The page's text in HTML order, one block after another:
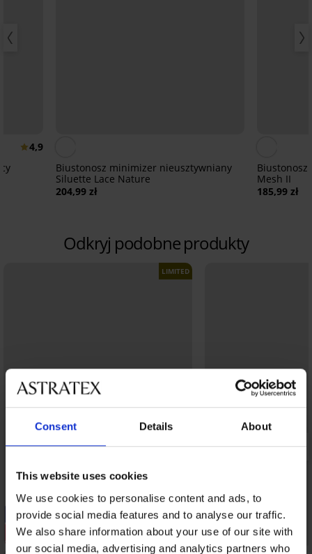
Consent Details About
This website uses cookies
We use cookies to personalise content and ads, to
provide social media features and to analyse our traffic.
We also share information about your use of our site with
our social media, advertising and analytics partners who
4,9
Biustonosz minimizer nieusztywniany
Siluette Lace Nature
204,99 zł
Biustonosz
Mesh II
185,99 zł
Odkryj podobne produkty
-20% SUN20
Wyprzedaż
Zniżka -70%
LIMITED
-20% SUN20
Wyprzedaż
Zniżka -70%